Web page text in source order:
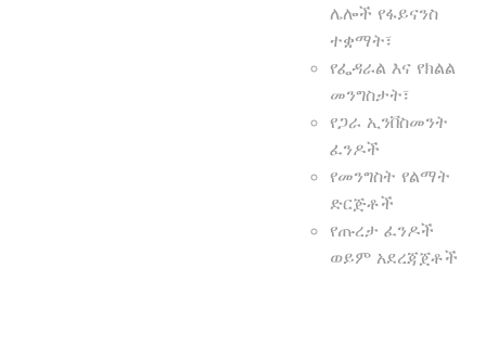
ሌሎች የፋይናንስ
ተቋማት፣
የፌዳራል እና የክልል
መንግስታት፣
የጋራ ኢንቨስመንት
ፈንዶች
የመንግስት የልማት
ድርጅቶች
የጡረታ ፈንዶች
ወይም አደረጃጀቶች